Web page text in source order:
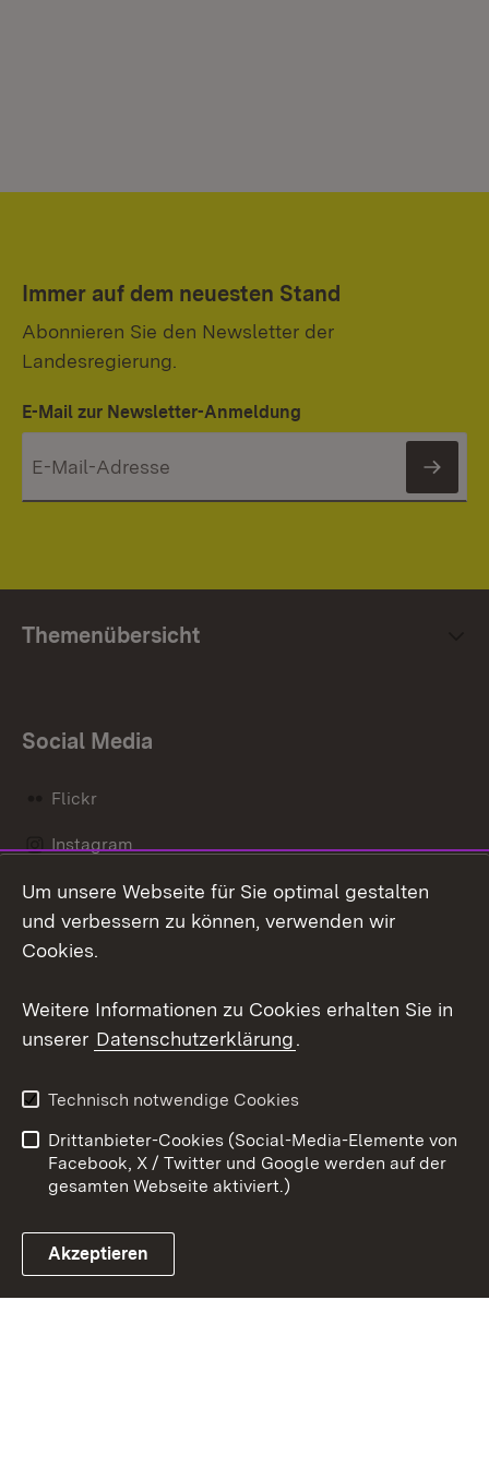
Immer auf dem neuesten Stand
Abonnieren Sie den Newsletter der
Landesregierung.
E-Mail zur Newsletter-Anmeldung
Themenübersicht
Social Media
Flickr
Instagram
Social Wall
Link zum Landesportal
Barrierefreiheit
Benutzungshinweise
Impressum
Cookies
Um unsere Webseite für Sie optimal gestalten
und verbessern zu können, verwenden wir
Cookies.
Weitere Informationen zu Cookies erhalten Sie in
unserer Datenschutzerklärung.
Technisch notwendige Cookies
Drittanbieter-Cookies (Social-Media-Elemente von
Facebook, X / Twitter und Google werden auf der
gesamten Webseite aktiviert.)
Akzeptieren